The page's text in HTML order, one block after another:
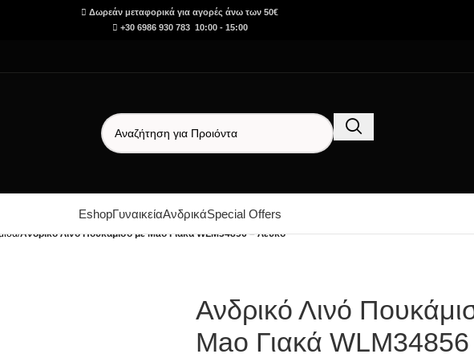
Δωρεάν μεταφορικά για αγορές άνω των 50€
+30 6986 930 783 10:00 - 15:00
EshopΓυναικείαΑνδρικάSpecial Offers
/Ανδρικό Λινό Πουκάμισο με Mao Γιακά WLM34856 – Λευκό
Ανδρικό Λινό
Mao Γιακά